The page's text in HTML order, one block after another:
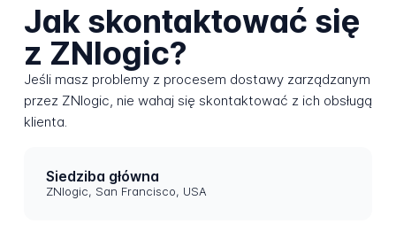
Jak skontaktować się
z ZNlogic?
Jeśli masz problemy z procesem dostawy zarządzanym
przez ZNlogic, nie wahaj się skontaktować z ich obsługą
klienta.
Siedziba główna
ZNlogic, San Francisco, USA